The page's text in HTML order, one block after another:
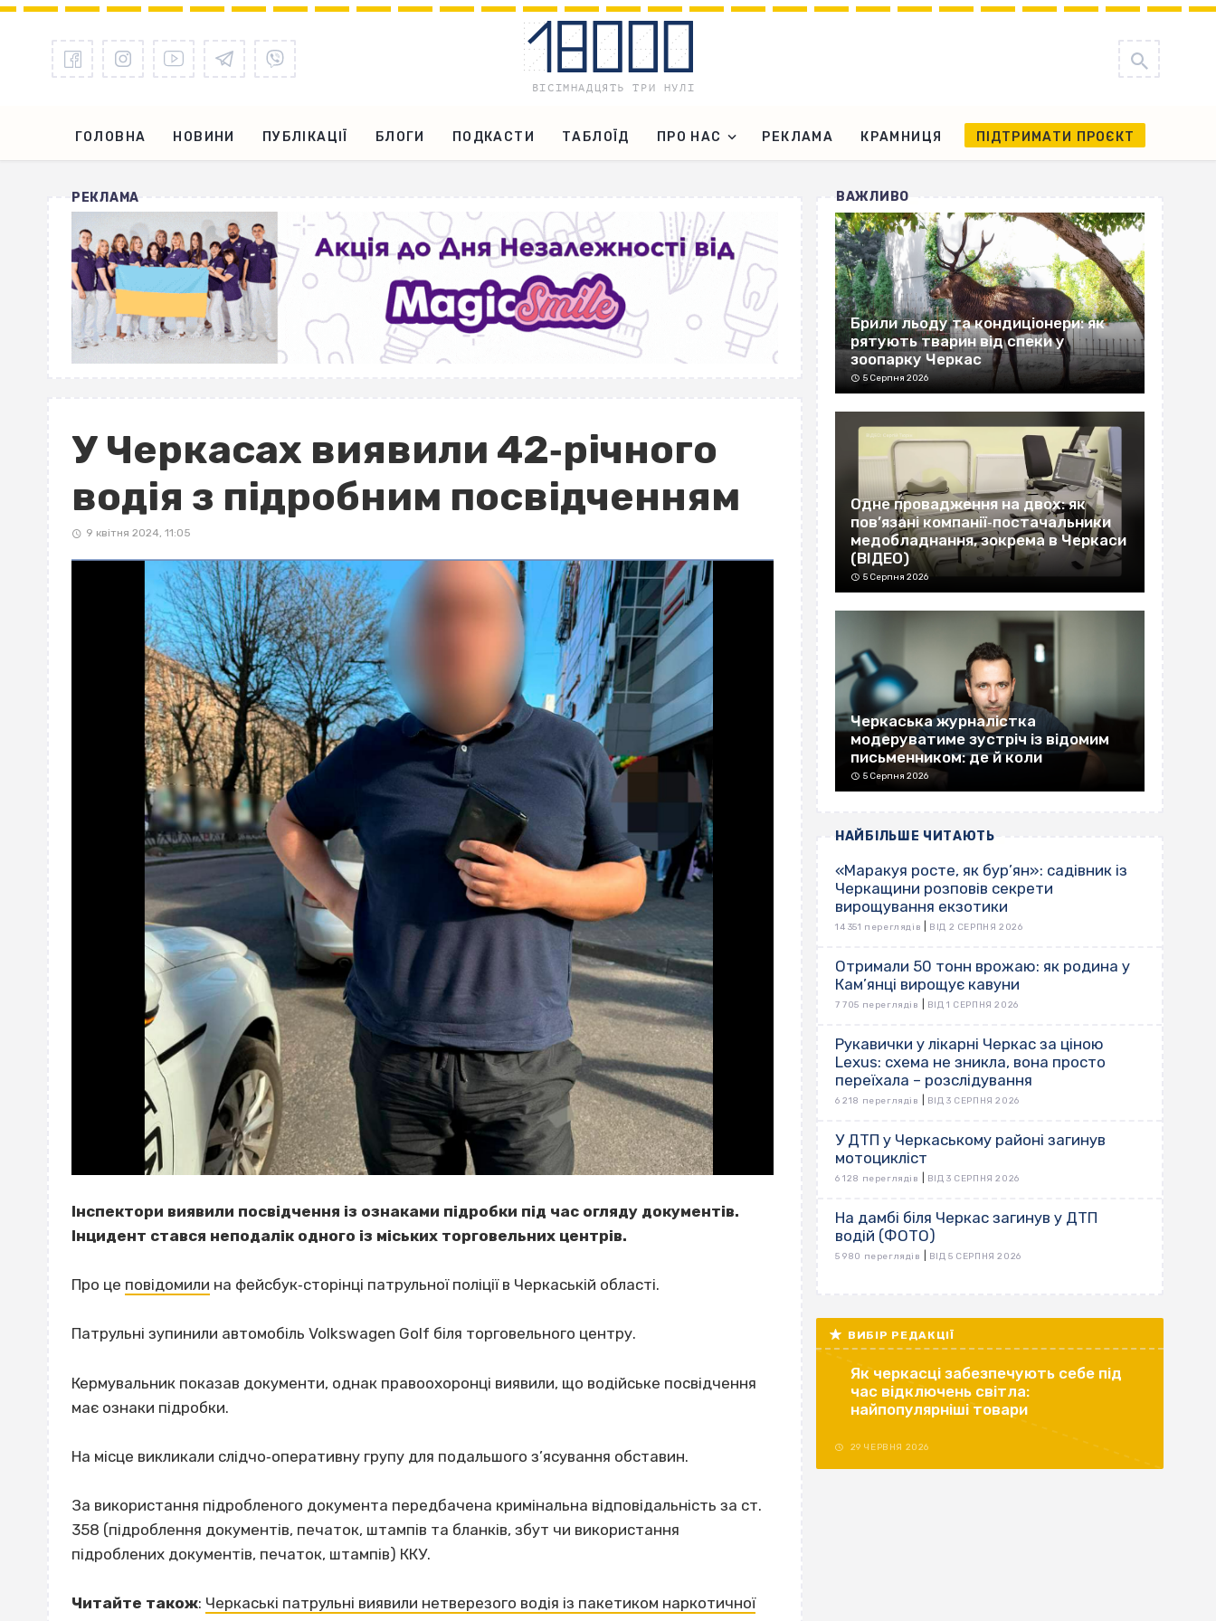
ГОЛОВНА НОВИНИ ПУБЛІКАЦІЇ БЛОГИ ПОДКАСТИ ТАБЛОЇД ПРО НАС РЕКЛАМА КРАМНИЦЯ ПІДТРИМАТИ ПРОЄКТ
РЕКЛАМА
У Черкасах виявили 42‐річного
водія з підробним посвідченням
9 квітня 2024, 11:05
Інспектори виявили посвідчення із ознаками підробки під час огляду документів.
Інцидент стався неподалік одного із міських торговельних центрів.
Про це повідомили на фейсбук‐сторінці патрульної поліції в Черкаській області.
Патрульні зупинили автомобіль Volkswagen Golf біля торговельного центру.
Кермувальник показав документи, однак правоохоронці виявили, що водійське посвідчення
має ознаки підробки.
На місце викликали слідчо‐оперативну групу для подальшого з’ясування обставин.
За використання підробленого документа передбачена кримінальна відповідальність за ст.
358 (підроблення документів, печаток, штампів та бланків, збут чи використання
підроблених документів, печаток, штампів) ККУ.
Читайте також: Черкаські патрульні виявили нетверезого водія із пакетиком наркотичної
ВАЖЛИВО
Брили льоду та кондиціонери: як
рятують тварин від спеки у
зоопарку Черкас
5 Серпня 2026
Одне провадження на двох: як
пов’язані компанії‐постачальники
медобладнання, зокрема в Черкаси
(ВІДЕО)
5 Серпня 2026
Черкаська журналістка
модеруватиме зустріч із відомим
письменником: де й коли
5 Серпня 2026
НАЙБІЛЬШЕ ЧИТАЮТЬ
«Маракуя росте, як бур’ян»: садівник із
Черкащини розповів секрети
вирощування екзотики
14 351 переглядів ВІД 2 СЕРПНЯ 2026
Отримали 50 тонн врожаю: як родина у
Кам’янці вирощує кавуни
7 705 переглядів ВІД 1 СЕРПНЯ 2026
Рукавички у лікарні Черкас за ціною
Lexus: схема не зникла, вона просто
переїхала – розслідування
6 218 переглядів ВІД 3 СЕРПНЯ 2026
У ДТП у Черкаському районі загинув
мотоцикліст
6 128 переглядів ВІД 3 СЕРПНЯ 2026
На дамбі біля Черкас загинув у ДТП
водій (ФОТО)
5 980 переглядів ВІД 5 СЕРПНЯ 2026
ВИБІР РЕДАКЦІЇ
Як черкасці забезпечують себе під
час відключень світла:
найпопулярніші товари
29 ЧЕРВНЯ 2026